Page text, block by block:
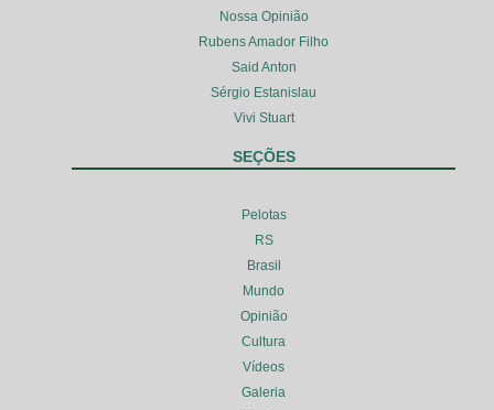
Nossa Opinião
Rubens Amador Filho
Said Anton
Sérgio Estanislau
Vivi Stuart
SEÇÕES
Pelotas
RS
Brasil
Mundo
Opinião
Cultura
Vídeos
Galeria